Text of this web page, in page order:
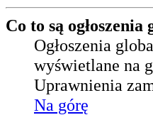
Co to są ogłoszenia
Ogłoszenia
wyświetlane na
Uprawnienia
Na górę